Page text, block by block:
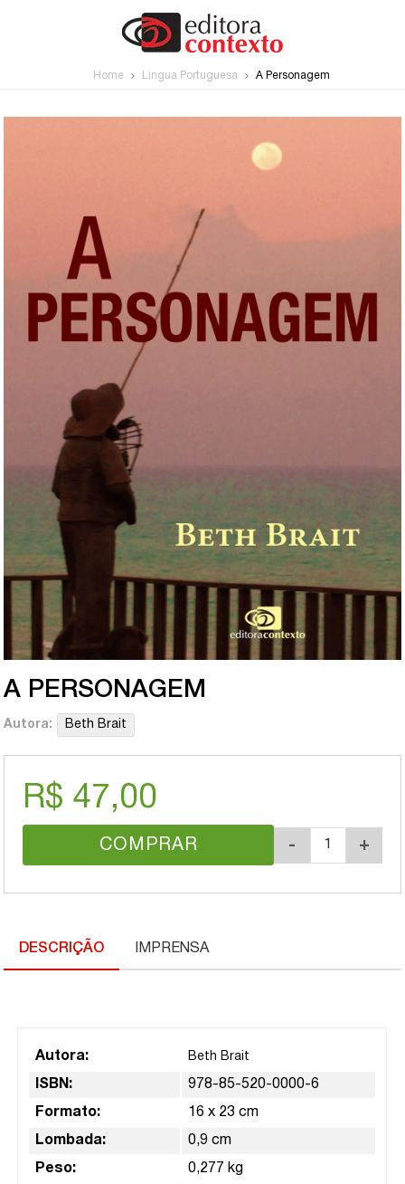
Home Língua Portuguesa A Personagem
A PERSONAGEM
Autora: Beth Brait
R$ 47,00
COMPRAR - +
DESCRIÇÃO IMPRENSA
Autora: Beth Brait
ISBN: 978-85-520-0000-6
Formato: 16 x 23 cm
Lombada: 0,9 cm
Peso: 0,277 kg